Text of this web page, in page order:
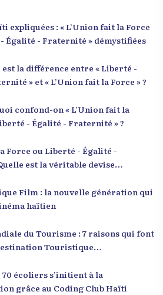
expliquées : « L’Union fait la Force
Égalité - Fraternité » démystifiées
la différence entre « Liberté -
» et « L’Union fait la Force » ?
confond-on « L’Union fait la
- Égalité - Fraternité » ?
Force ou Liberté - Égalité -
est la véritable devise
Film : la nouvelle génération qui
haïtien
du Tourisme : 7 raisons qui font
Touristique
écoliers s’initient à la
grâce au Coding Club Haïti